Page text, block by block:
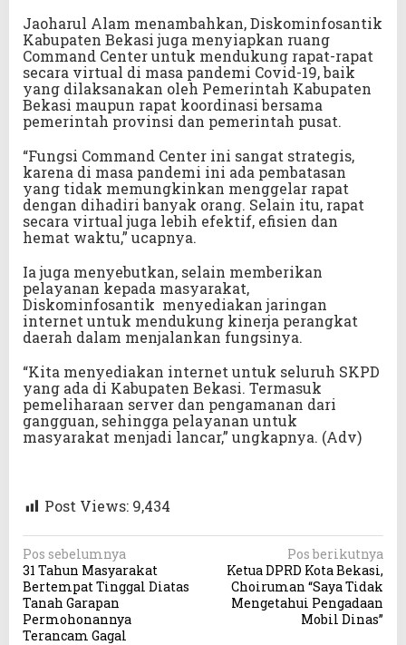
Jaoharul Alam menambahkan, Diskominfosantik
Kabupaten Bekasi juga menyiapkan ruang
Command Center untuk mendukung rapat-rapat
secara virtual di masa pandemi Covid-19, baik
yang dilaksanakan oleh Pemerintah Kabupaten
Bekasi maupun rapat koordinasi bersama
pemerintah provinsi dan pemerintah pusat.
“Fungsi Command Center ini sangat strategis,
karena di masa pandemi ini ada pembatasan
yang tidak memungkinkan menggelar rapat
dengan dihadiri banyak orang. Selain itu, rapat
secara virtual juga lebih efektif, efisien dan
hemat waktu,” ucapnya.
Ia juga menyebutkan, selain memberikan
pelayanan kepada masyarakat,
Diskominfosantik menyediakan jaringan
internet untuk mendukung kinerja perangkat
daerah dalam menjalankan fungsinya.
“Kita menyediakan internet untuk seluruh SKPD
yang ada di Kabupaten Bekasi. Termasuk
pemeliharaan server dan pengamanan dari
gangguan, sehingga pelayanan untuk
masyarakat menjadi lancar,” ungkapnya. (Adv)
Post Views: 9,434
N
a
v
i
Pos sebelumnya
31 Tahun Masyarakat
Bertempat Tinggal Diatas
Tanah Garapan
Permohonannya
Terancam Gagal
Pos berikutnya
Ketua DPRD Kota Bekasi,
Choiruman “Saya Tidak
Mengetahui Pengadaan
Mobil Dinas”